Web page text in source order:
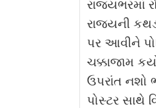
રાજ્યભરમાં
રાજ્યની
પર આવીને
ચક્કાજામ
ઉપરાંત નશો
પોસ્ટર સાથે